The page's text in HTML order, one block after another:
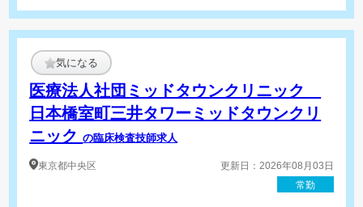
気になる
医療法人社団ミッドタウンクリニック
日本橋室町三井タワーミッドタウンクリ
ニックの臨床検査技師求人
東京都中央区
更新日：2026年08月03日
常勤